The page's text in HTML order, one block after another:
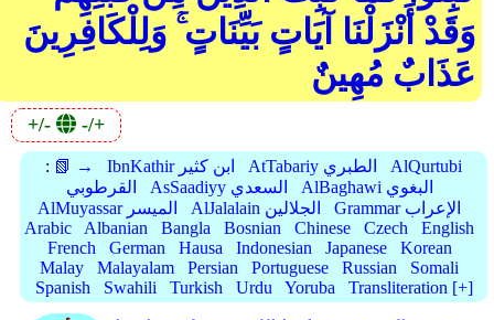
وَقَدْ أَنْزَلْنَا آيَاتٍ بَيِّنَاتٍ ۚ وَلِلْكَافِرِينَ
عَذَابٌ مُهِينٌ
+/- -/+
: 📗 → IbnKathir ابن كثير AtTabariy الطبري
AlQurtubi
القرطوبي
AsSaadiyy السعدي
AlBaghawi البغوي
AlMuyassar الميسر
AlJalalain الجلالين
Grammar الإعراب
Arabic
Albanian Bangla Bosnian Chinese Czech
English
French
German Hausa Indonesian Japanese
Korean
Malay
Malayalam Persian Portuguese Russian
Somali
Spanish
Swahili Turkish Urdu Yoruba Transliteration [+]